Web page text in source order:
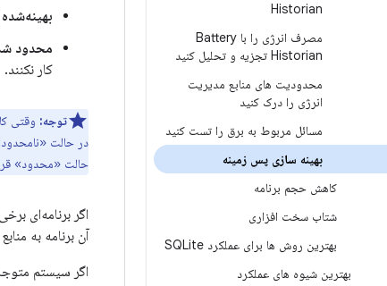
Historian
مصرف انرژی را با Battery
Historian تجزیه و تحلیل کنید
محدودیت های منابع مدیریت
انرژی را درک کنید
مسائل مربوط به برق را تست کنید
بهینه سازی پس زمینه
کاهش حجم برنامه
شتاب سخت افزاری
بهترین روش ها برای عملکرد SQLite
بهترین شیوه های عملکرد
محدود
کار نکنند.
توجه: وقتی
در حالت
حالت «محدود»
اگر برنامه‌ای
آن برنامه به
اگر سیستم